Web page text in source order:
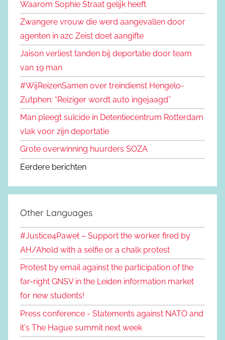
Waarom Sophie Straat gelijk heeft
Zwangere vrouw die werd aangevallen door
agenten in azc Zeist doet aangifte
Jaison verliest tanden bij deportatie door team
van 19 man
#WijReizenSamen over treindienst Hengelo-
Zutphen: “Reiziger wordt auto ingejaagd”
Man pleegt suïcide in Detentiecentrum Rotterdam
vlak voor zijn deportatie
Grote overwinning huurders SOZA
Eerdere berichten
Other Languages
#Justice4Paweł – Support the worker fired by
AH/Ahold with a selfie or a chalk protest
Protest by email against the participation of the
far-right GNSV in the Leiden information market
for new students!
Press conference - Statements against NATO and
it's The Hague summit next week